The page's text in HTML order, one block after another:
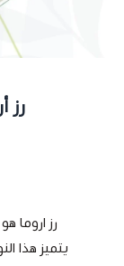
رز أروما 10
رز اروما
يتميز هذا